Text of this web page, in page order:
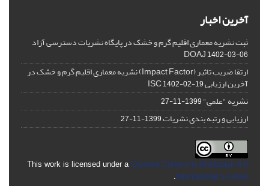
آخرین اخبار
ثبت نشریه معماری اقلیم گرم و خشک در پایگاه نشریات دسترسی آزاد
DOAJ1402-03-06
ارتقا ضریب تاثیر (Impact Factor) نشریه معماری اقلیم گرم و خشک در
آخرین ارزیابی ISC1402-02-19
نشریه "علمی"1399-11-27
ارزیابی و رتبه بندی نشریات1399-11-27
This work is licensed under a Creative Commons Attribution 4.0
International License
.